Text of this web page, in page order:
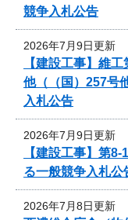
競争入札公告
2026年7月9日更新
【建設工事】維
他（（国）257号
入札公告
2026年7月9日更新
【建設工事】第
る一般競争入札公
2026年7月8日更新